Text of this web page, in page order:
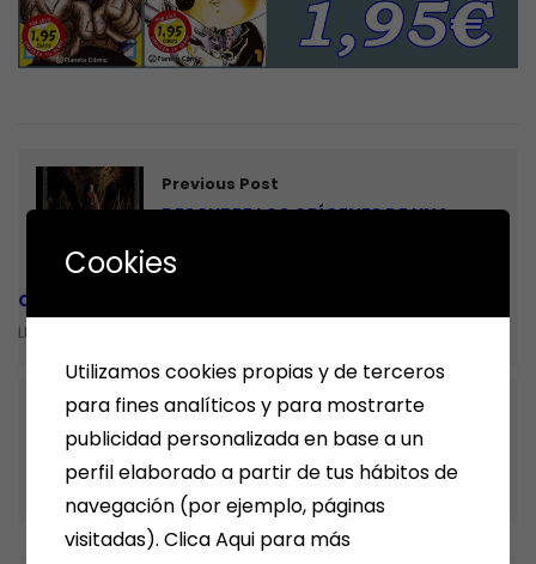
Previous Post
DESCUBRE LOS ORÍGENES DE UNA
LUJOSO LIBRO QUE EXPLORA LA
CREACIÓN DE LA EXITOSA SERIE DE HBO.
LIBROS
Next Post
HOY COCINAN ELLOS
LIBROS
Cookies
Utilizamos cookies propias y de terceros
para fines analíticos y para mostrarte
publicidad personalizada en base a un
perfil elaborado a partir de tus hábitos de
navegación (por ejemplo, páginas
visitadas). Clica Aqui para más